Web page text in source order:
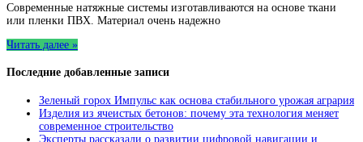
Образец
монтажа
потолок
Современные натяжные системы изготавливаются на основе ткани
или пленки ПВХ. Материал очень надежно
Читать далее »
Последние добавленные записи
Зеленый горох Импульс как основа стабильного урожая агрария
Изделия из ячеистых бетонов: почему эта технология меняет
современное строительство
Эксперты рассказали о развитии цифровой навигации и